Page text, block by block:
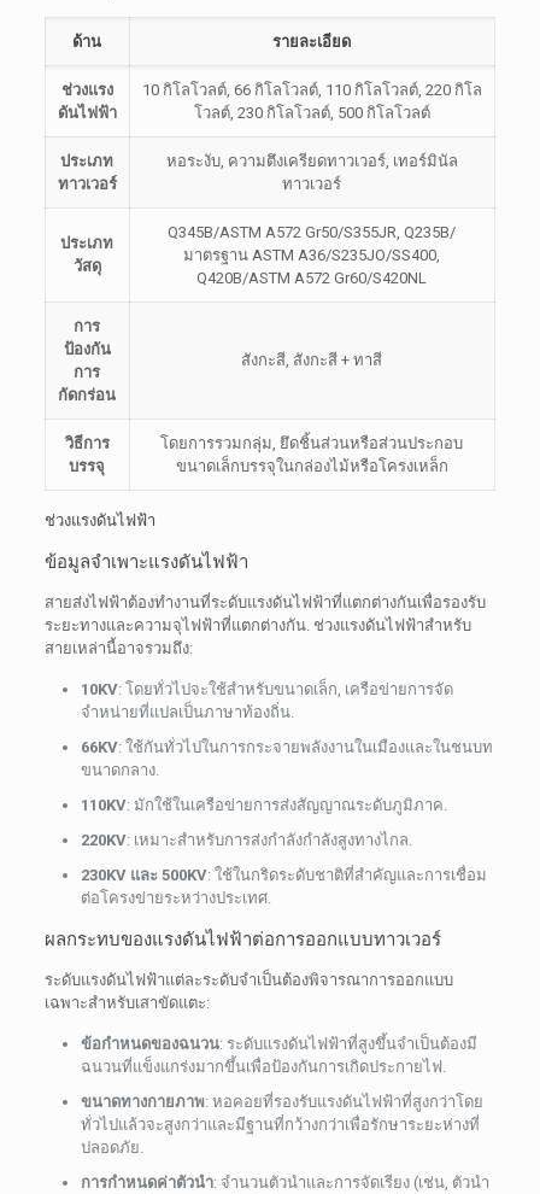
ด้าน รายละเอียด
ช่วงแรง
ดันไฟฟ้า
10 กิโลโวลต์, 66 กิโลโวลต์, 110 กิโลโวลต์, 220 กิโล
โวลต์, 230 กิโลโวลต์, 500 กิโลโวลต์
ประเภท
ทาวเวอร์
หอระงับ, ความตึงเครียดทาวเวอร์, เทอร์มินัล
ทาวเวอร์
ประเภท
วัสดุ
Q345B/ASTM A572 Gr50/S355JR, Q235B/
มาตรฐาน ASTM A36/S235JO/SS400,
Q420B/ASTM A572 Gr60/S420NL
การ
ป้องกัน
การ
กัดกร่อน
สังกะสี, สังกะสี + ทาสี
วิธีการ
บรรจุ
โดยการรวมกลุ่ม, ยึดชิ้นส่วนหรือส่วนประกอบ
ขนาดเล็กบรรจุในกล่องไม้หรือโครงเหล็ก
ช่วงแรงดันไฟฟ้า
ข้อมูลจำเพาะแรงดันไฟฟ้า
สายส่งไฟฟ้าต้องทำงานที่ระดับแรงดันไฟฟ้าที่แตกต่างกันเพื่อรองรับ
ระยะทางและความจุไฟฟ้าที่แตกต่างกัน. ช่วงแรงดันไฟฟ้าสำหรับ
สายเหล่านี้อาจรวมถึง:
10KV: โดยทั่วไปจะใช้สำหรับขนาดเล็ก, เครือข่ายการจัด
จำหน่ายที่แปลเป็นภาษาท้องถิ่น.
66KV: ใช้กันทั่วไปในการกระจายพลังงานในเมืองและในชนบท
ขนาดกลาง.
110KV: มักใช้ในเครือข่ายการส่งสัญญาณระดับภูมิภาค.
220KV: เหมาะสำหรับการส่งกำลังกำลังสูงทางไกล.
230KV และ 500KV: ใช้ในกริดระดับชาติที่สำคัญและการเชื่อม
ต่อโครงข่ายระหว่างประเทศ.
ผลกระทบของแรงดันไฟฟ้าต่อการออกแบบทาวเวอร์
ระดับแรงดันไฟฟ้าแต่ละระดับจำเป็นต้องพิจารณาการออกแบบ
เฉพาะสำหรับเสาขัดแตะ:
ข้อกำหนดของฉนวน: ระดับแรงดันไฟฟ้าที่สูงขึ้นจำเป็นต้องมี
ฉนวนที่แข็งแกร่งมากขึ้นเพื่อป้องกันการเกิดประกายไฟ.
ขนาดทางกายภาพ: หอคอยที่รองรับแรงดันไฟฟ้าที่สูงกว่าโดย
ทั่วไปแล้วจะสูงกว่าและมีฐานที่กว้างกว่าเพื่อรักษาระยะห่างที่
ปลอดภัย.
การกำหนดค่าตัวนำ: จำนวนตัวนำและการจัดเรียง (เช่น, ตัวนำ